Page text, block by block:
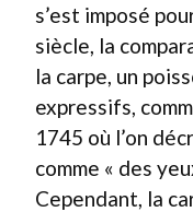
s’est imposé
siècle, la
la carpe, un
expressifs,
1745 où l’on
comme « des
Cependant, la